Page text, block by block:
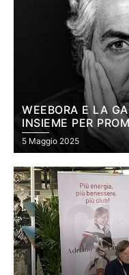
WEEBORA E LA
INSIEME PER
SPORTIVO NEL
5 Maggio 2025